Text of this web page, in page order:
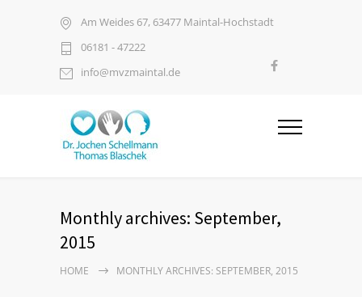
Am Weides 67, 63477 Maintal-Hochstadt
06181 - 47222
info@mvzmaintal.de
Monthly archives: September,
2015
HOME MONTHLY ARCHIVES: SEPTEMBER, 2015